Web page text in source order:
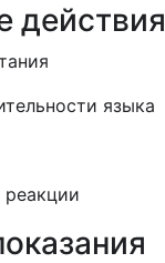
действия
языка
реакции